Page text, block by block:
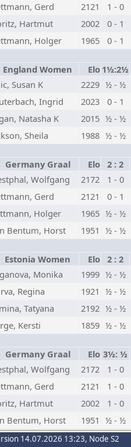
Gerd 2121 1 - 0
Hartmut 2002 0 - 1
Holger 1965 0 - 1
England Women Elo 1½:2½
Susan K 2229 ½ - ½
Ingrid 2023 0 - 1
Natasha K 2015 ½ - ½
Sheila 1988 ½ - ½
Germany Graal Elo 2 : 2
Wolfgang 2172 1 - 0
Gerd 2121 0 - 1
Holger 1965 ½ - ½
Bentum, Horst 1951 ½ - ½
Estonia Women Elo 2 : 2
Monika 1999 ½ - ½
Regina 1921 ½ - ½
Tatyana 2192 ½ - ½
Kersti 1859 ½ - ½
Germany Graal Elo 3½: ½
Wolfgang 2172 1 - 0
Gerd 2121 1 - 0
Hartmut 2002 1 - 0
Bentum, Horst 1951 ½ - ½
14.07.2026 13:23, Node S2